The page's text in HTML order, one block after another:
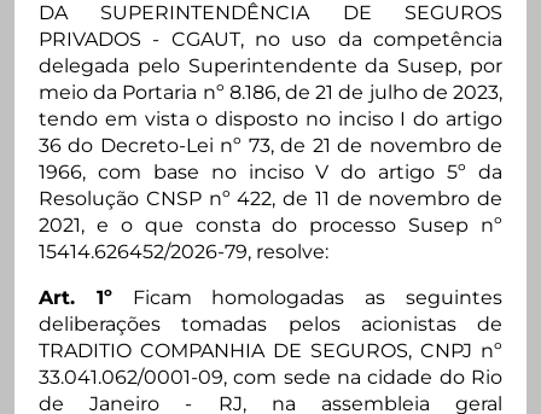
DA SUPERINTENDÊNCIA DE SEGUROS
PRIVADOS - CGAUT, no uso da competência
delegada pelo Superintendente da Susep, por
meio da Portaria nº 8.186, de 21 de julho de 2023,
tendo em vista o disposto no inciso I do artigo
36 do Decreto-Lei nº 73, de 21 de novembro de
1966, com base no inciso V do artigo 5º da
Resolução CNSP nº 422, de 11 de novembro de
2021, e o que consta do processo Susep nº
15414.626452/2026-79, resolve:
Art. 1ºFicam homologadas as seguintes
deliberações tomadas pelos acionistas de
TRADITIO COMPANHIA DE SEGUROS, CNPJ nº
33.041.062/0001-09, com sede na cidade do Rio
de Janeiro - RJ, na assembleia geral